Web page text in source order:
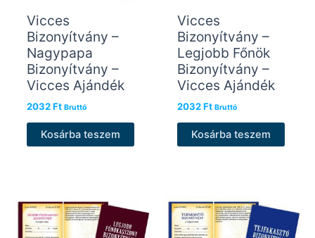
Vicces
Bizonyítvány –
Nagypapa
Bizonyítvány –
Vicces Ajándék
2032Ft Bruttó
Kosárba teszem
Vicces
Bizonyítvány –
Legjobb Főnök
Bizonyítvány –
Vicces Ajándék
2032Ft Bruttó
Kosárba teszem